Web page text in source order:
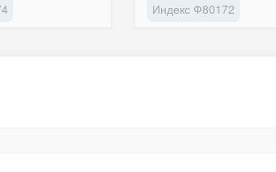
Индекс Ф80172